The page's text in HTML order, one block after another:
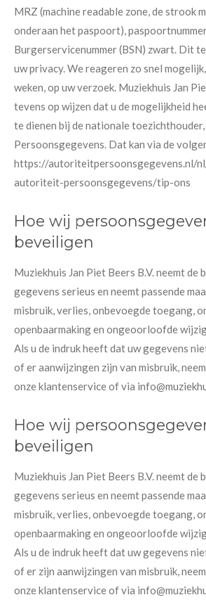
MRZ (machine readable zone, de strook
onderaan het paspoort),
Burgerservicenummer (BSN) zwart. Dit
uw privacy. We reageren zo snel
weken, op uw verzoek. Muziekhuis Jan
tevens op wijzen dat u de mogelijkheid
te dienen bij de nationale
Persoonsgegevens. Dat kan via de
https://autoriteitpersoonsgegevens.nl/
autoriteit-persoonsgegevens/tip-ons
Hoe wij
beveiligen
Muziekhuis Jan Piet Beers B.V. neemt de
gegevens serieus en neemt passende
misbruik, verlies, onbevoegde toegang,
openbaarmaking en ongeoorloofde
Als u de indruk heeft dat uw gegevens
of er aanwijzingen zijn van misbruik,
onze klantenservice of via
Hoe wij
beveiligen
Muziekhuis Jan Piet Beers B.V. neemt de
gegevens serieus en neemt passende
misbruik, verlies, onbevoegde toegang,
openbaarmaking en ongeoorloofde
Als u de indruk heeft dat uw gegevens
of er zijn aanwijzingen van misbruik,
onze klantenservice of via